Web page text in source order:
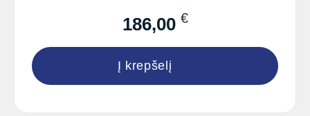
186,00 €
Į krepšelį